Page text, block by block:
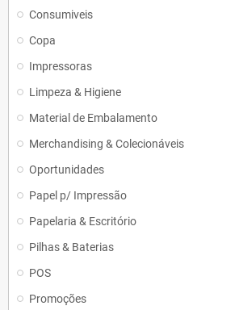
Consumiveis
Copa
Impressoras
Limpeza & Higiene
Material de Embalamento
Merchandising & Colecionáveis
Oportunidades
Papel p/ Impressão
Papelaria & Escritório
Pilhas & Baterias
POS
Promoções